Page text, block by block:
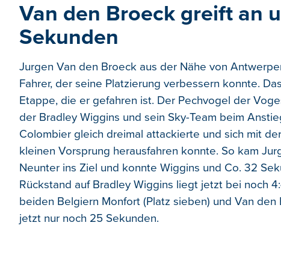
Van den Broeck greift an
Sekunden
Jurgen Van den Broeck aus der Nähe von
Fahrer, der seine Platzierung verbessern konnte.
Etappe, die er gefahren ist. Der Pechvogel der
der Bradley Wiggins und sein Sky-Team beim
Colombier gleich dreimal attackierte und sich mit
kleinen Vorsprung herausfahren konnte. So kam
Neunter ins Ziel und konnte Wiggins und Co. 32
Rückstand auf Bradley Wiggins liegt jetzt bei noch
beiden Belgiern Monfort (Platz sieben) und Van den
jetzt nur noch 25 Sekunden.